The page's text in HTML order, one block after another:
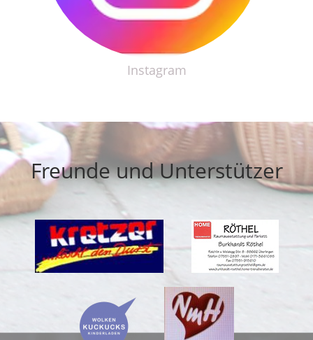
Instagram
Freunde und Unterstützer